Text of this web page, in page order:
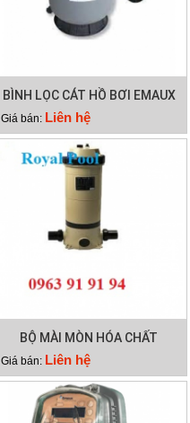
BÌNH LỌC CÁT HỒ BƠI EMAUX
P350
Giá bán: Liên hệ
BỘ MÀI MÒN HÓA CHẤT
EMAUX CLL-50
Giá bán: Liên hệ